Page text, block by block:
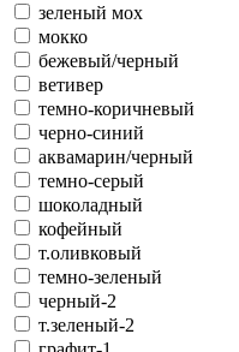
зеленый мох
мокко
бежевый/черный
ветивер
темно-коричневый
черно-синий
аквамарин/черный
темно-серый
шоколадный
кофейный
т.оливковый
темно-зеленый
черный-2
т.зеленый-2